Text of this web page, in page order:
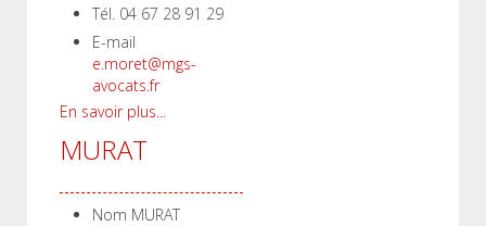
Tél. 04 67 28 91 29
E-mail
e.moret@mgs-
avocats.fr
En savoir plus...
MURAT
Nom MURAT